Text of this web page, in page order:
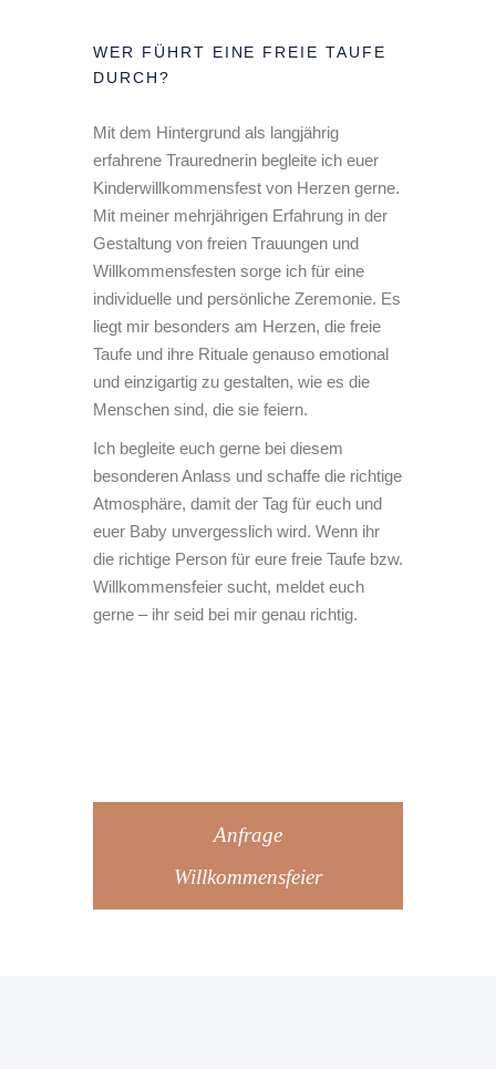
WER FÜHRT EINE FREIE TAUFE
DURCH?
Mit dem Hintergrund als langjährig
erfahrene Traurednerin begleite ich euer
Kinderwillkommensfest von Herzen gerne.
Mit meiner mehrjährigen Erfahrung in der
Gestaltung von freien Trauungen und
Willkommensfesten sorge ich für eine
individuelle und persönliche Zeremonie. Es
liegt mir besonders am Herzen, die freie
Taufe und ihre Rituale genauso emotional
und einzigartig zu gestalten, wie es die
Menschen sind, die sie feiern.
Ich begleite euch gerne bei diesem
besonderen Anlass und schaffe die richtige
Atmosphäre, damit der Tag für euch und
euer Baby unvergesslich wird. Wenn ihr
die richtige Person für eure freie Taufe bzw.
Willkommensfeier sucht, meldet euch
gerne – ihr seid bei mir genau richtig.
Anfrage
Willkommensfeier